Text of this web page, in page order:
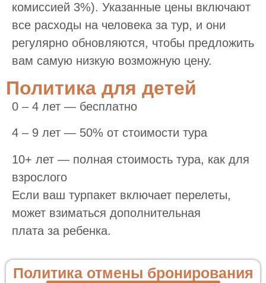
комиссией 3%). Указанные цены включают
все расходы на человека за тур, и они
регулярно обновляются, чтобы предложить
вам самую низкую возможную цену.
Политика для детей
0 – 4 лет — бесплатно
4 – 9 лет — 50% от стоимости тура
10+ лет — полная стоимость тура, как для
взрослого
Если ваш турпакет включает перелеты,
может взиматься дополнительная
плата за ребенка.
Политика отмены бронирования